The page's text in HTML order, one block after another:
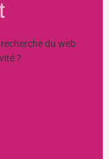
du web
?